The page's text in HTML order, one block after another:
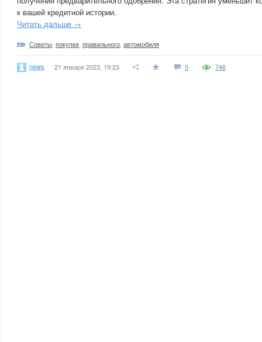
к вашей кредитной истории.
Читать дальше →
Советы покупке правильного автомобиля
news 21 января 2023, 19:23 0 746